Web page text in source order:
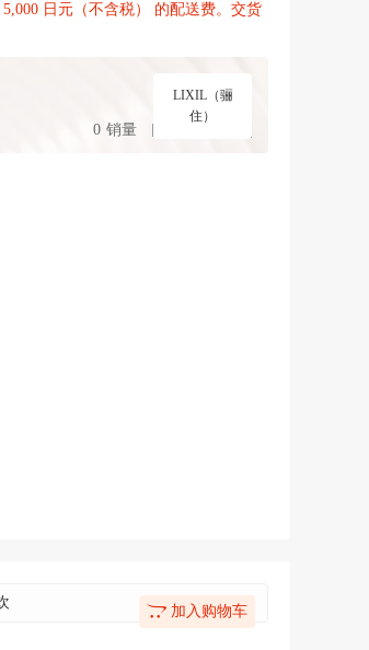
日元（不含税） 的配送费。交货
0 销量
LIXIL（骊
住）
加入购物车